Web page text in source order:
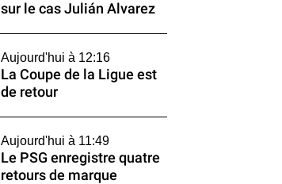
sur le cas Julián Alvarez
Aujourd'hui à 12:16
La Coupe de la Ligue est
de retour
Aujourd'hui à 11:49
Le PSG enregistre quatre
retours de marque